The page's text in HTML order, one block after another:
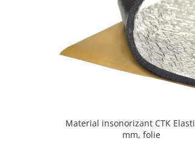
Material insonorizant CTK
mm, folie